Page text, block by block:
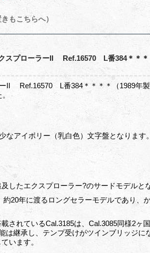
もこちらへ）
スプローラーII Ref.16570 L番384＊＊
II Ref.16570 L番384＊＊＊＊（1989年
。
なアイボリー（乳白色）文字盤となります
したエクスプローラー?のサードモデルと
20年に渡るロングセラーモデルであり、
されているCal.3185は、Cal.3085同様2ヶ
は継承し、テンプ受けがツインブリッジに
います。